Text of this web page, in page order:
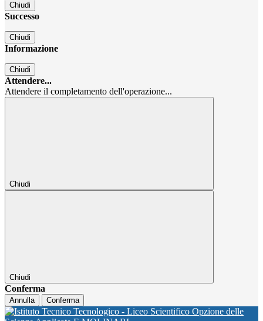
Chiudi
Successo
Chiudi
Informazione
Chiudi
Attendere...
Attendere il completamento dell'operazione...
Chiudi
Chiudi
Conferma
Annulla Conferma